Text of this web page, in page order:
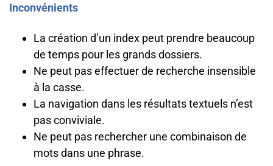
Inconvénients
La création d’un index peut prendre beaucoup
de temps pour les grands dossiers.
Ne peut pas effectuer de recherche insensible
à la casse.
La navigation dans les résultats textuels n’est
pas conviviale.
Ne peut pas rechercher une combinaison de
mots dans une phrase.